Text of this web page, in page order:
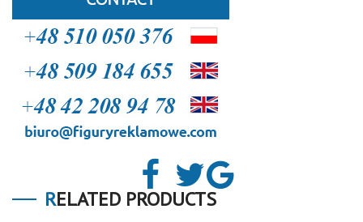
RELATED PRODUCTS